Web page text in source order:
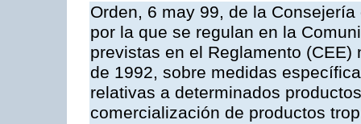
Orden, 6 may 99, de la
por la que se regulan en la
previstas en el Reglamento
de 1992, sobre medidas
relativas a determinados
comercialización de productos